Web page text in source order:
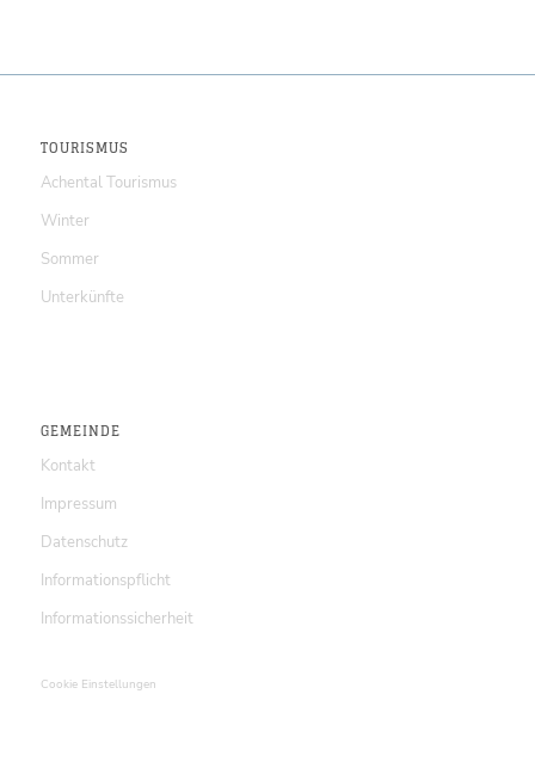
TOURISMUS
Achental Tourismus
Winter
Sommer
Unterkünfte
GEMEINDE
Kontakt
Impressum
Datenschutz
Informationspflicht
Informationssicherheit
Cookie Einstellungen